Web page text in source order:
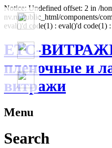
Notice: Undefined offset: 2 in /
nv.ru/public_html/components/
eval()'d code(1) : eval()'d code(1)
ЕТС-
пленочные и
витражи
Menu
Search